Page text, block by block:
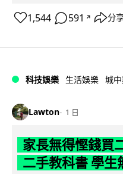
1,544 591 ↗ 分
科技娛樂 生活娛樂 城
Lawton 1 日
家長無得慳錢買
二手教科書 學生